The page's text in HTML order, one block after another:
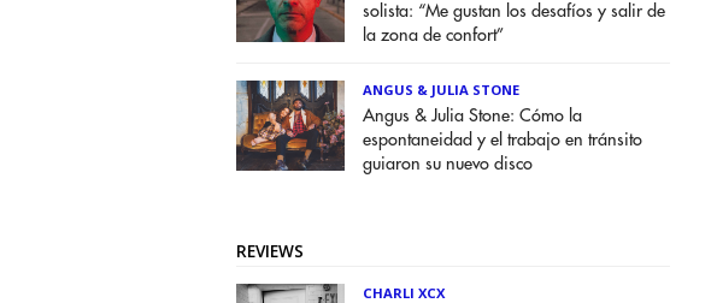
solista: “Me gustan los desafíos y salir de
la zona de confort”
ANGUS & JULIA STONE
Angus & Julia Stone: Cómo la
espontaneidad y el trabajo en tránsito
guiaron su nuevo disco
REVIEWS
CHARLI XCX